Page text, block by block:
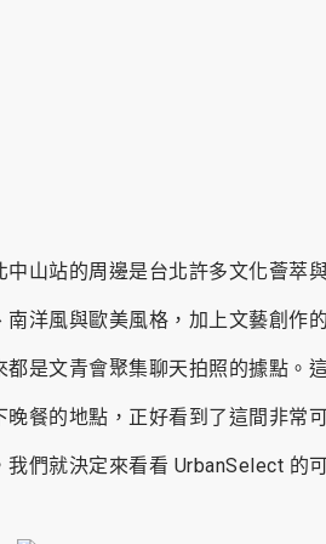
中山站的周邊是台北許多文化薈萃
南洋風與歐美風格，加上文藝創作
都是文青會聚集聊天拍照的據點。
晚餐的地點，正好看到了這間非常
我們就決定來看看 UrbanSelect 的